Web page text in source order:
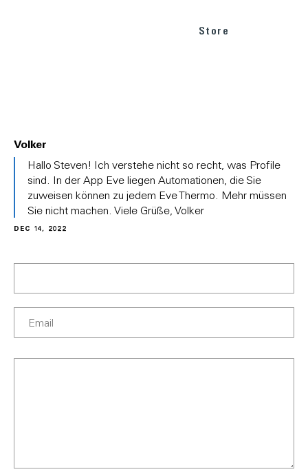
Store
Volker
reply
(No
subject)
by
Hallo Steven! Ich verstehe nicht so recht, was Profile
sind. In der App Eve liegen Automationen, die Sie
zuweisen können zu jedem Eve Thermo. Mehr müssen
Sie nicht machen. Viele Grüße, Volker
DEC 14, 2022